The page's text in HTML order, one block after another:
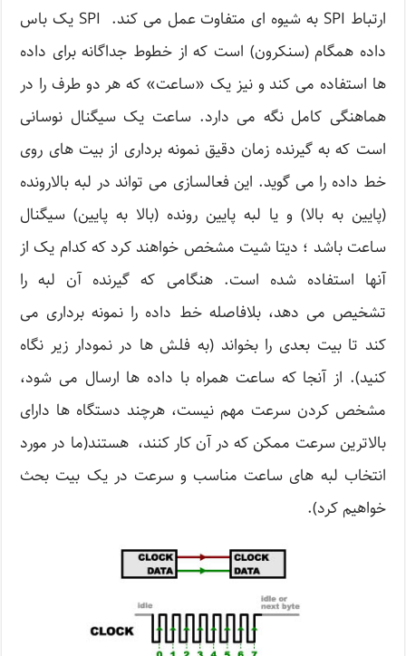
ارتباط SPI به شیوه ای متفاوت عمل می کند. SPI یک باس
داده همگام (سنکرون) است که از خطوط جداگانه برای داده
ها استفاده می کند و نیز یک «ساعت» که هر دو طرف را در
هماهنگی کامل نگه می دارد. ساعت یک سیگنال نوسانی
است که به گیرنده زمان دقیق نمونه برداری از بیت های روی
خط داده را می گوید. این فعالسازی می تواند در لبه بالارونده
(پایین به بالا) و یا لبه پایین رونده (بالا به پایین) سیگنال
ساعت باشد ؛ دیتا شیت مشخص خواهند کرد که کدام یک از
آنها استفاده شده است. هنگامی که گیرنده آن لبه را
تشخیص می دهد، بلافاصله خط داده را نمونه برداری می
کند تا بیت بعدی را بخواند (به فلش ها در نمودار زیر نگاه
کنید). از آنجا که ساعت همراه با داده ها ارسال می شود،
مشخص کردن سرعت مهم نیست، هرچند دستگاه ها دارای
بالاترین سرعت ممکن که در آن کار کنند، هستند(ما در مورد
انتخاب لبه های ساعت مناسب و سرعت در یک بیت بحث
خواهیم کرد).